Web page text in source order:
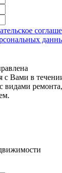
с Вами в
видами